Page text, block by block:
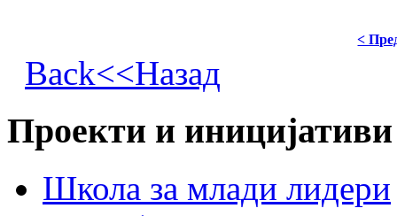
<
Back<<Назад
Проекти и иницијативи
Школа за млади лидери